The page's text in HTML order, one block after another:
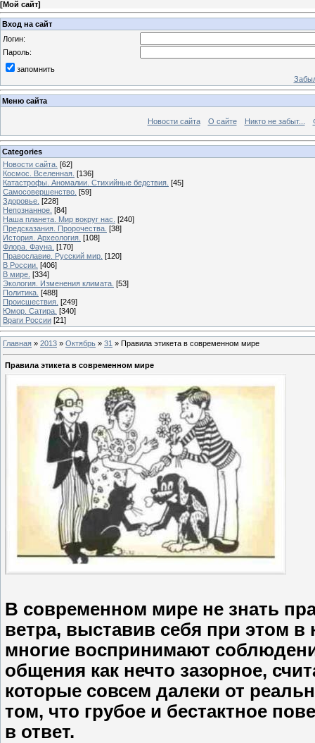
[Мой сайт]
Вход на сайт
Логин:
Пароль:
запомнить
Меню сайта
Новости сайта О сайте Никто не забыт...
Categories
Новости сайта. [62]
Космос. Вселенная. [136]
Катастрофы. Аномалии. Стихийные бедствия. [45]
Самосовершенство. [59]
Здоровье. [228]
Непознанное. [84]
Наша планета. Мир вокруг нас. [240]
Предсказания. Пророчества. [38]
История. Археология. [108]
Флора. Фауна. [170]
Православие. Русский мир. [120]
В России. [406]
В мире. [334]
Экология. Изменения климата. [53]
Политика. [488]
Происшествия. [249]
Юмор. Сатира. [340]
Враги России [21]
Главная » 2013 » Октябрь » 31 » Правила этикета в современном мире
Правила этикета в современном мире
В современном мире не знать
ветра, выставив себя при этом
многие воспринимают
общения как нечто зазорное,
которые совсем далеки от
том, что грубое и бестактное
в ответ.